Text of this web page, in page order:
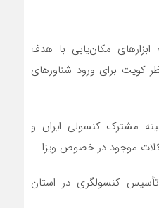
ابزارهای مکان‌یابی با هدف
کویت برای ورود شناورهای
مشترک کنسولی ایران و
موجود در خصوص ویزا
کنسولگری در استان